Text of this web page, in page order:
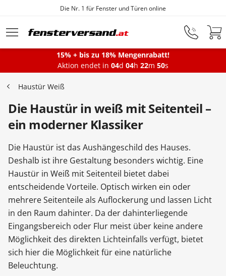
Zum Hauptinhalt springen
Die Nr. 1 für Fenster und Türen online
Fenster
Balkontüren
Terrassentüren
Haustüren
Sonnenschutz
Zäune & Tore
15% + bis zu 18% Mengenrabatt!
Aktion endet in 04d 04h 22m 49s
Haustür Weiß
Die Haustür in weiß mit Seitenteil –
ein moderner Klassiker
Die Haustür ist das Aushängeschild des Hauses.
Deshalb ist ihre Gestaltung besonders wichtig. Eine
Haustür in Weiß mit Seitenteil bietet dabei
entscheidende Vorteile. Optisch wirken ein oder
mehrere Seitenteile als Auflockerung und lassen Licht
in den Raum dahinter. Da der dahinterliegende
Eingangsbereich oder Flur meist über keine andere
Möglichkeit des direkten Lichteinfalls verfügt, bietet
sich hier die Möglichkeit für eine natürliche
Beleuchtung.